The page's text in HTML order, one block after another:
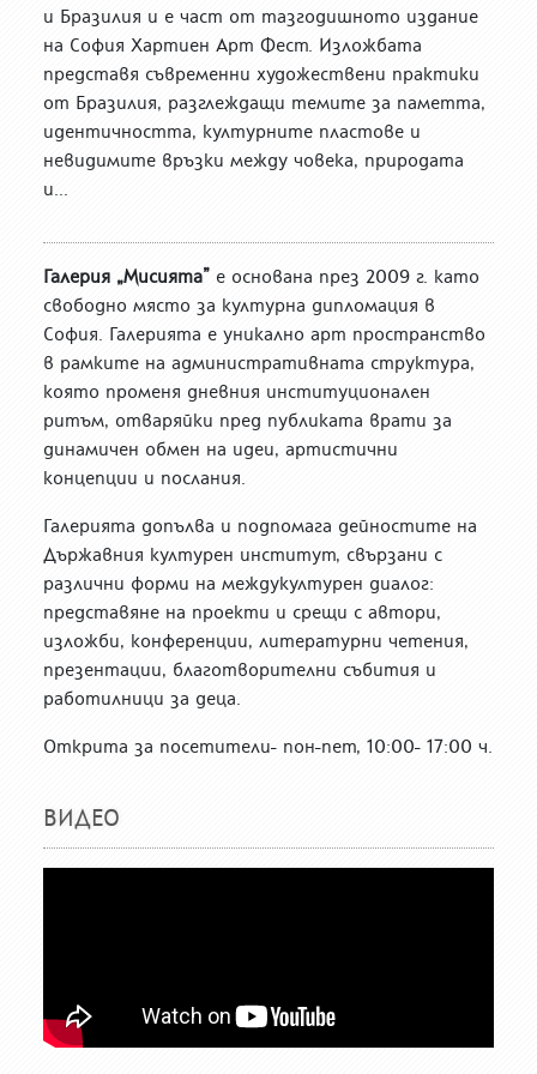
и Бразилия и е част от тазгодишното издание
на София Хартиен Арт Фест. Изложбата
представя съвременни художествени практики
от Бразилия, разглеждащи темите за паметта,
идентичността, културните пластове и
невидимите връзки между човека, природата
и...
Галерия „Мисията” е основана през 2009 г. като
свободно място за културна дипломация в
София. Галерията е уникално арт пространство
в рамките на административната структура,
която променя дневния институционален
ритъм, отваряйки пред публиката врати за
динамичен обмен на идеи, артистични
концепции и послания.
Галерията допълва и подпомага дейностите на
Държавния културен институт, свързани с
различни форми на междукултурен диалог:
представяне на проекти и срещи с автори,
изложби, конференции, литературни четения,
презентации, благотворителни събития и
работилници за деца.
Открита за посетители- пон-пет, 10:00- 17:00 ч.
ВИДЕО